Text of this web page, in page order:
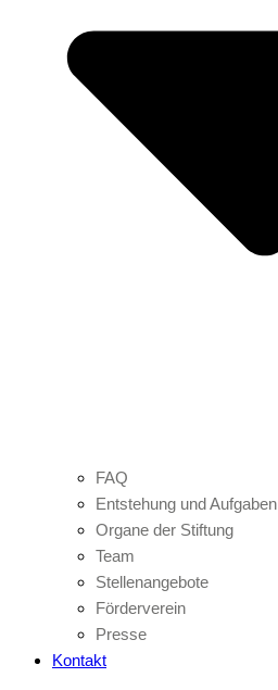
FAQ
Entstehung und Aufgaben
Organe der Stiftung
Team
Stellenangebote
Förderverein
Presse
Kontakt